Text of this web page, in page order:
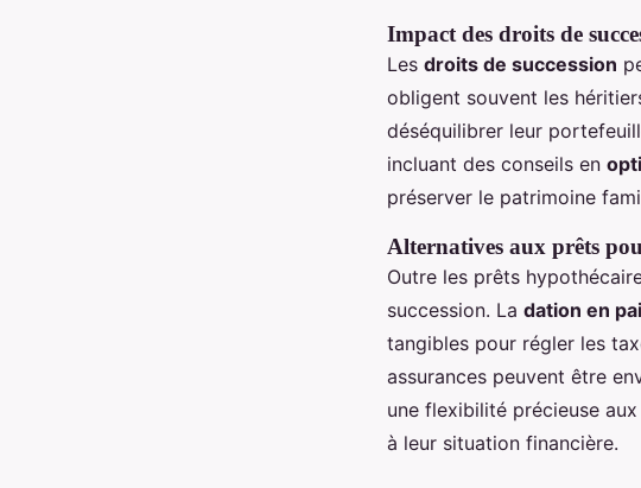
Impact des droits de
Les droits de succession
obligent souvent les
déséquilibrer leur
incluant des conseils en
préserver le patrimoine
Alternatives aux prêts
Outre les prêts
succession. La dation en
tangibles pour régler les
assurances peuvent être
une flexibilité précieuse
à leur situation financière.